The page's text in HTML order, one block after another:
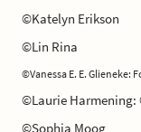
©Katelyn Erikson
©Lin Rina
©Vanessa E. E. Glieneke:
©Laurie Harmening:
©Sophia Moog